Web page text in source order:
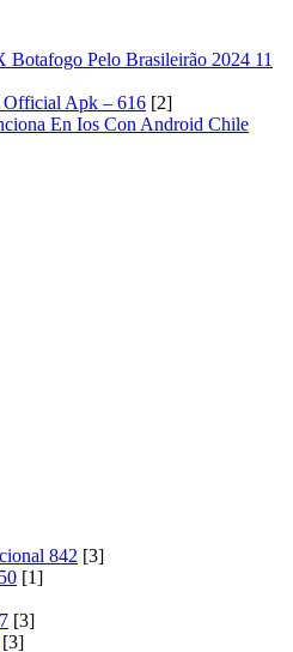
Botafogo Pelo Brasileirão 2024 11
Apk – 616 [2]
En Ios Con Android Chile
842 [3]
[1]
[3]
[3]